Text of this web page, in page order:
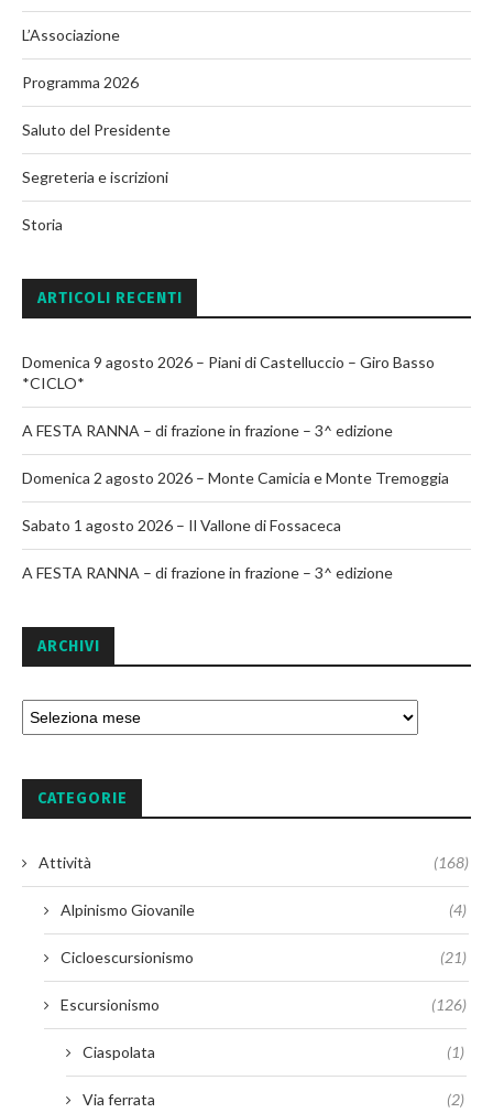
L’Associazione
Programma 2026
Saluto del Presidente
Segreteria e iscrizioni
Storia
ARTICOLI RECENTI
Domenica 9 agosto 2026 – Piani di Castelluccio – Giro Basso
*CICLO*
A FESTA RANNA – di frazione in frazione – 3^ edizione
Domenica 2 agosto 2026 – Monte Camicia e Monte Tremoggia
Sabato 1 agosto 2026 – Il Vallone di Fossaceca
A FESTA RANNA – di frazione in frazione – 3^ edizione
ARCHIVI
CATEGORIE
Attività (168)
Alpinismo Giovanile (4)
Cicloescursionismo (21)
Escursionismo (126)
Ciaspolata (1)
Via ferrata (2)